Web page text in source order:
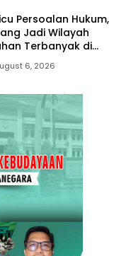
Persoalan Hukum,
Jadi Wilayah
Terbanyak di
6, 2026